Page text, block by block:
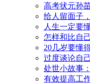
高考状元孙
给人留面子
人生一定要
怎样和比自
20几岁要懂
过度谈论自
处世小故事
有效提高工